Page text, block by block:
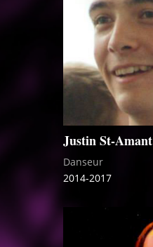
Justin St-Amant
Danseur
2014-2017